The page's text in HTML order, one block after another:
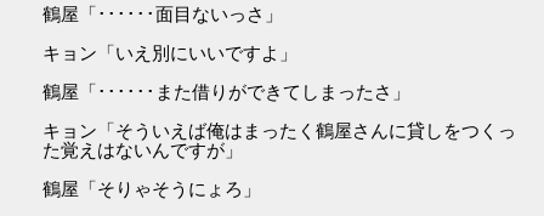
鶴屋「･･････面目ないっさ」
キョン「いえ別にいいですよ」
鶴屋「･･････また借りができてしまったさ」
キョン「そういえば俺はまったく鶴屋さんに貸しをつくっ
た覚えはないんですが」
鶴屋「そりゃそうにょろ」